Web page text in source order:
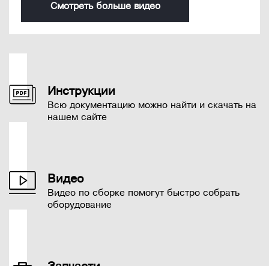
Смотреть больше видео
Инструкции
Всю документацию можно найти и скачать на
нашем сайте
Видео
Видео по сборке помогут быстро собрать
оборудование